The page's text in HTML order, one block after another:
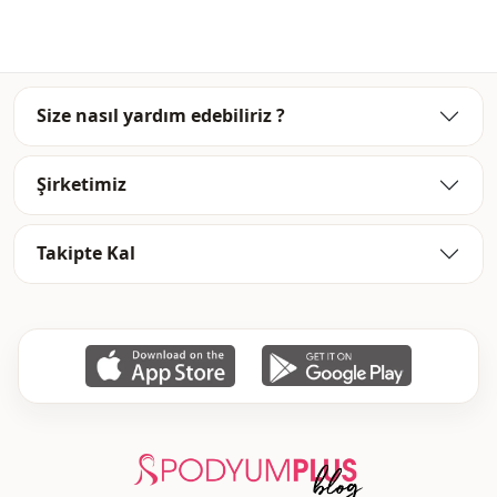
Size nasıl yardım edebiliriz ?
Şirketimiz
Takipte Kal